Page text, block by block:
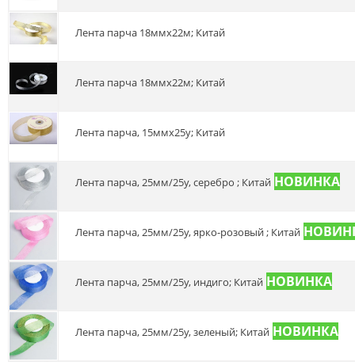
Лента парча 18ммх22м; Китай
Лента парча 18ммх22м; Китай
Лента парча, 15ммх25у; Китай
Лента парча, 25мм/25у, серебро ; Китай
Лента парча, 25мм/25у, ярко-розовый ; Китай
Лента парча, 25мм/25у, индиго; Китай
Лента парча, 25мм/25у, зеленый; Китай